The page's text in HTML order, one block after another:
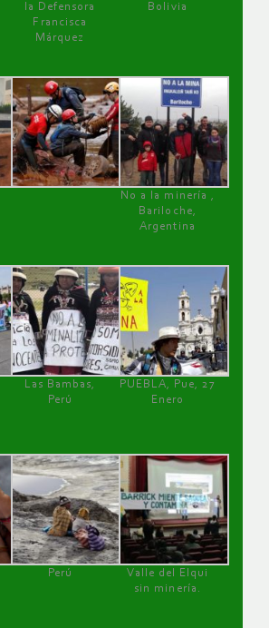
la Defensora
Francisca
Márquez
Bolivia
No a la minería ,
Bariloche,
Argentina
Las Bambas,
Perú
PUEBLA, Pue, 27
Enero
Perú
Valle del Elqui
sin minería.